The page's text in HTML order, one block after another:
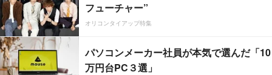
フューチャー”
オリコンタイアップ特集
パソコンメーカー社員が本気で選んだ「10
万円台PC３選」